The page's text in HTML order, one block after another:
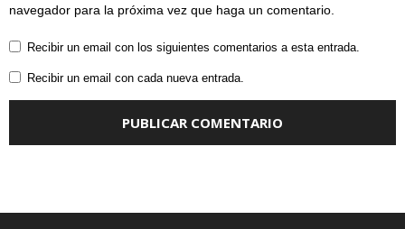
navegador para la próxima vez que haga un comentario.
Recibir un email con los siguientes comentarios a esta entrada.
Recibir un email con cada nueva entrada.